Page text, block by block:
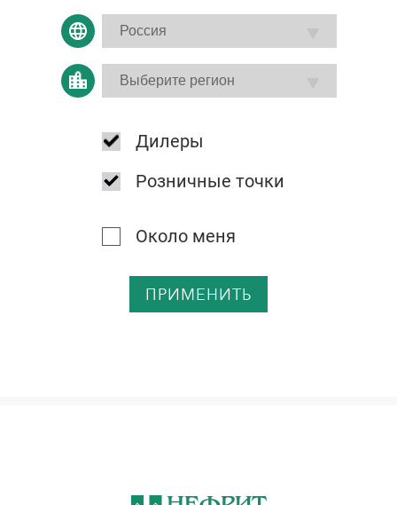
Дилеры
Розничные точки
Около меня
ПРИМЕНИТЬ